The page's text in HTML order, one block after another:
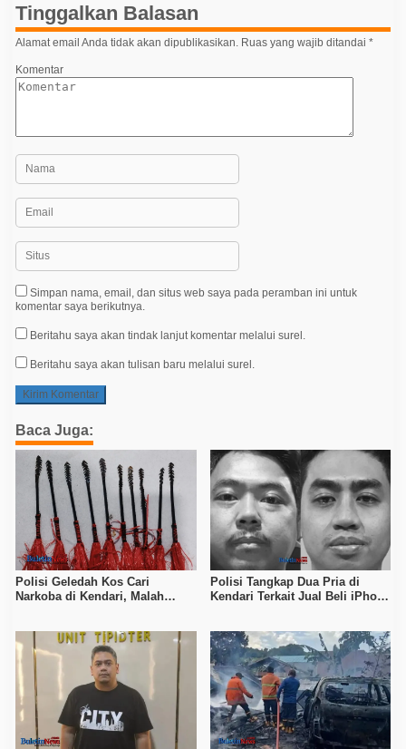
p
o
s
Tinggalkan Balasan
Alamat email Anda tidak akan dipublikasikan. Ruas yang wajib ditandai *
Komentar
Simpan nama, email, dan situs web saya pada peramban ini untuk
komentar saya berikutnya.
Beritahu saya akan tindak lanjut komentar melalui surel.
Beritahu saya akan tulisan baru melalui surel.
Baca Juga:
Polisi Geledah Kos Cari
Narkoba di Kendari, Malah
Polisi Tangkap Dua Pria di
Kendari Terkait Jual Beli iPhone